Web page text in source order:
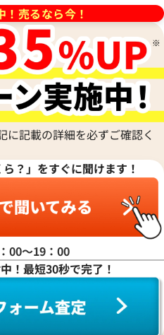
参考買取価格
588,000円
※2022年2月27日時点の参考
ショパール ミッレミリア
参考買取価格
売るなら今！
に記載の詳細を必ずご確認く
ら？」をすぐに聞けます！
00〜19：00
！最短30秒で完了！